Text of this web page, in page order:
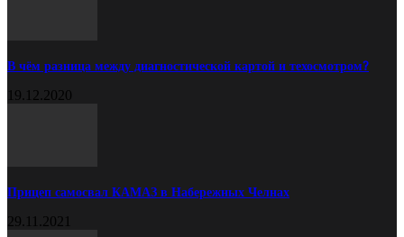
В чём разница между диагностической картой и техосмотром?
19.12.2020
Прицеп самосвал КАМАЗ в Набережных Челнах
29.11.2021